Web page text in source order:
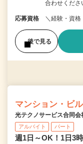
合わせくだ
応募資格 ＼経験・資格
後で見る
マンション・ビ
光テクノサービス合同会
アルバイト パート
週1日～OK！1日3